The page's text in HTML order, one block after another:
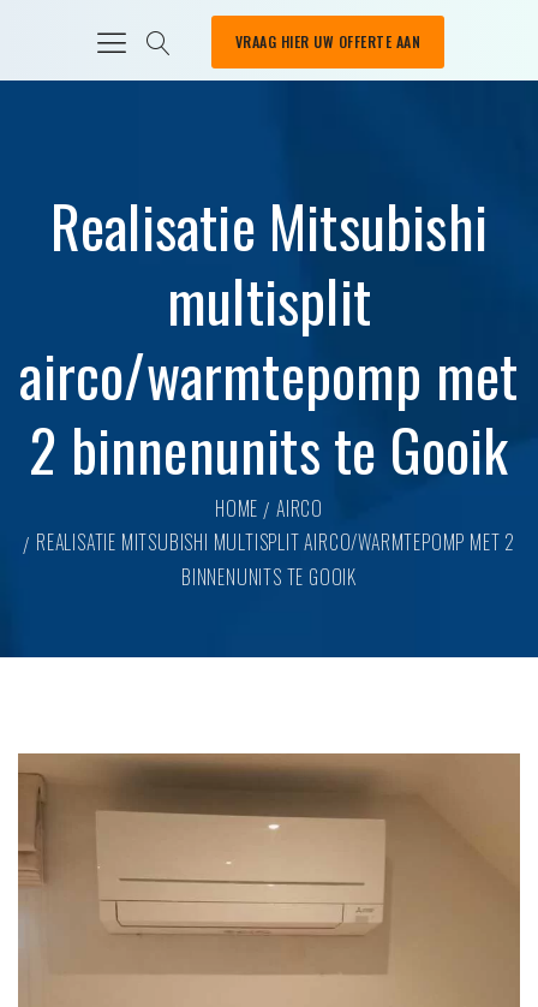
VRAAG HIER UW OFFERTE AAN
Realisatie Mitsubishi
multisplit
airco/warmtepomp met
2 binnenunits te Gooik
HOME
AIRCO
REALISATIE MITSUBISHI MULTISPLIT AIRCO/WARMTEPOMP MET 2
BINNENUNITS TE GOOIK